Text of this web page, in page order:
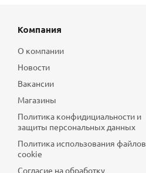
Компания
О компании
Новости
Вакансии
Магазины
Политика конфидициальности и
защиты персональных данных
Политика использования файлов
cookie
Согласие на обработку